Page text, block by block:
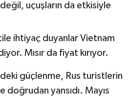
uçuşların da etkisiyle
ihtiyaç duyanlar Vietnam
Mısır da fiyat kırıyor.
güçlenme, Rus turistlerin
doğrudan yansıdı. Mayıs